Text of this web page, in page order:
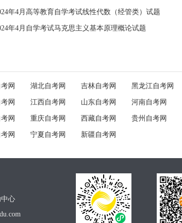
年4月高等教育自学考试线性代数（经管类）试题
年4月自学考试马克思主义基本原理概论试题
网 湖北自考网 吉林自考网 黑龙江自考网
网 江西自考网 山东自考网 河南自考网
网 重庆自考网 西藏自考网 贵州自考网
网 宁夏自考网 新疆自考网
心